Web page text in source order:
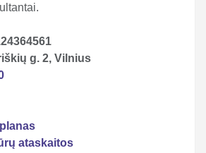
g. 2, Vilnius
ataskaitos